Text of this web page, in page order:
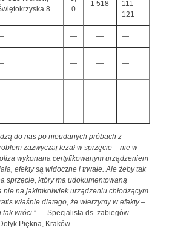
8
0
1 518
111
121
— — —
— — —
— — —
do nas po nieudanych próbach z
zazwyczaj leżał w sprzęcie – nie w
wykonana certyfikowanym urządzeniem
efekty są widoczne i trwałe. Ale żeby tak
sprzęcie, który ma udokumentowaną
nie na jakimkolwiek urządzeniu chłodzącym.
właśnie dlatego, że wierzymy w efekty –
tak wróci.” — Specjalista ds. zabiegów
Piękna, Kraków